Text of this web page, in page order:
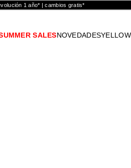
1 año* | cambios gratis*
SALESNOVEDADES